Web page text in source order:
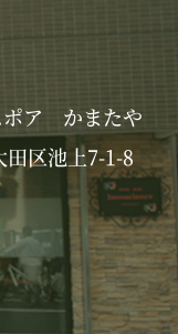
ア かまたや
区池上7-1-8